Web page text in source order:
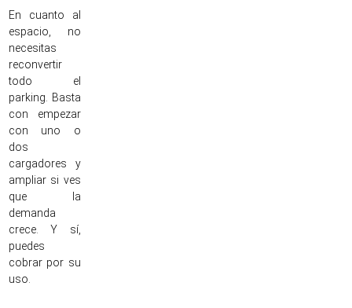
En cuanto al
espacio, no
necesitas
reconvertir
todo el
parking. Basta
con empezar
con uno o
dos
cargadores y
ampliar si ves
que la
demanda
crece. Y sí,
puedes
cobrar por su
uso.